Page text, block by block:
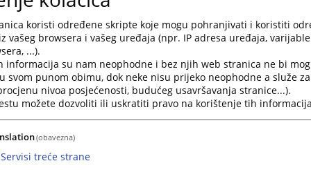
14:30 ANA BAJIĆ SEMIZ
08:30 ANA BAJIĆ SEMIZ
Pripremno Ročište
12:00
09:00 ENES SELMAN
Ročište Za Saslušanje
08:45 ENES SELMAN
Ročište Za Izjašnjenje O
08:33
08:30 ZERINA PAŠAGIĆ
koristi određene skripte koje mogu pohranjivati i koristiti
vašeg browsera i vašeg uređaja (npr. IP adresa uređaja,
...).
informacija su nam neophodne i bez njih web stranica ne bi
svom punom obimu, dok neke nisu prijeko neophodne a služe
nivoa posjećenosti, budućeg usavršavanja stranice...).
možete dozvoliti ili uskratiti pravo na korištenje tih
(obavezna)
Servisi treće strane